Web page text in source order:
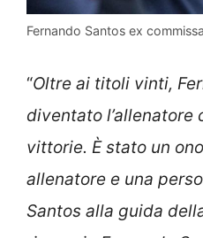
Fernando Santos ex
“Oltre ai titoli vinti,
diventato
vittorie. È stato un
allenatore e una
Santos alla guida